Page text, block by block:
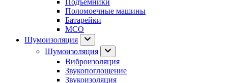
Поломоечные машины
Батарейки
МСО
Шумоизоляция
Шумоизоляция
Виброизоляция
Звукопоглощение
Звукоизоляция